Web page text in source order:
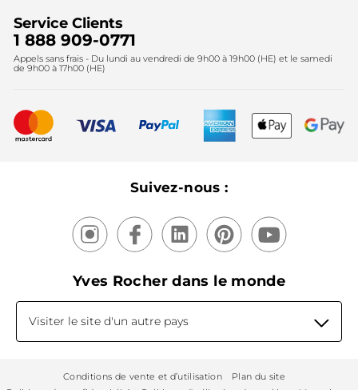
Cadeaux corporatifs
2024
Lutte contre le travail forcé et le travail des enfants
2025
Noël
Fête des mères
Nouveautés
Recyclage
Instituts
Service Clients
1 888 909-0771
Appels sans frais - Du lundi au vendredi de 9h00 à 19h00 (HE) et le samedi
de 9h00 à 17h00 (HE)
Suivez-nous :
Yves Rocher dans le monde
Visiter le site d'un autre pays
Conditions de vente et d’utilisation
Plan du site